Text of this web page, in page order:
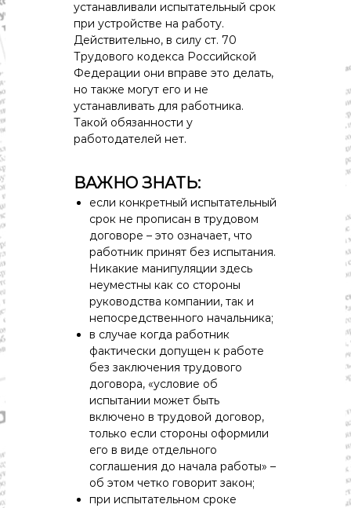
т
и
.
Н
о
в
с
т
и
о
л
т
и
к
а
,
э
о
н
о
м
и
к
,
к
у
л
ь
т
устанавливали испытательный срок
при устройстве на работу.
Действительно, в силу ст. 70
Трудового кодекса Российской
Федерации они вправе это делать,
но также могут его и не
устанавливать для работника.
Такой обязанности у
работодателей нет.
ВАЖНО ЗНАТЬ:
если конкретный испытательный
срок не прописан в трудовом
договоре – это означает, что
работник принят без испытания.
Никакие манипуляции здесь
неуместны как со стороны
руководства компании, так и
непосредственного начальника;
в случае когда работник
фактически допущен к работе
без заключения трудового
договора, «условие об
испытании может быть
включено в трудовой договор,
только если стороны оформили
его в виде отдельного
соглашения до начала работы» –
об этом четко говорит закон;
при испытательном сроке